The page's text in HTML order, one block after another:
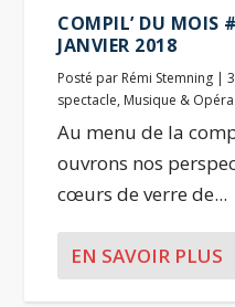
COMPIL’ DU MOIS
JANVIER 2018
Posté par Rémi Stemning |
spectacle, Musique & Opéra
Au menu de la
ouvrons nos
cœurs de verre de...
EN SAVOIR PLUS